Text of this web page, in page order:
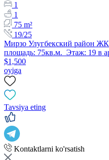
1
1
75 m²
19/25
Мирзо Улугбекский район
площадь: 75кв.м. Этаж: 19 в
$1,500
oyiga
Tavsiya eting
Kontaktlarni ko'rsatish